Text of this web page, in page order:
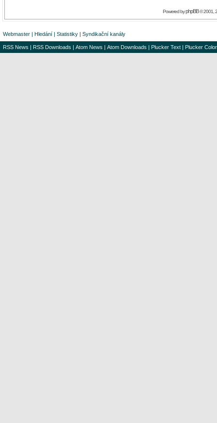
Powered byphpBB© 2001,
Webmaster | Hledání | Statistiky | Syndikační kanály
RSS News | RSS Downloads | Atom News | Atom Downloads | Plucker Text | Plucker Color